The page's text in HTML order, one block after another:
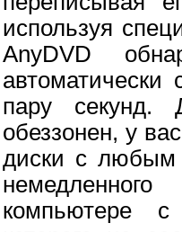
используя
AnyDVD
пару
обеззонен, у
диски с любым
компьютере c